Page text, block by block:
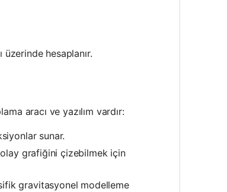
hesaplanır.
aracı ve yazılım vardır:
sunar.
grafiğini çizebilmek için
gravitasyonel modelleme